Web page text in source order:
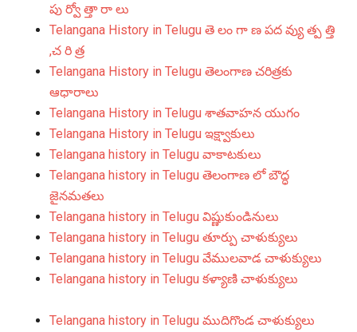
పు ర్వో త్తా రా లు
Telangana History in Telugu తె లం గా ణ పద వ్యు త్ప త్తి
,చ రి త్ర
Telangana History in Telugu తెలంగాణ చరిత్రకు
ఆధారాలు
Telangana History in Telugu శాతవాహన యుగం
Telangana History in Telugu ఇక్ష్వాకులు
Telangana history in Telugu వాకాటకులు
Telangana history in Telugu తెలంగాణ లో బౌద్ధ
జైనమతలు
Telangana history in Telugu విష్ణుకుండినులు
Telangana history in Telugu తూర్పు చాళుక్యులు
Telangana history in Telugu వేములవాడ చాళుక్యులు
Telangana history in Telugu కళ్యాణి చాళుక్యులు
Telangana history in Telugu ముదిగొండ చాళుక్యులు